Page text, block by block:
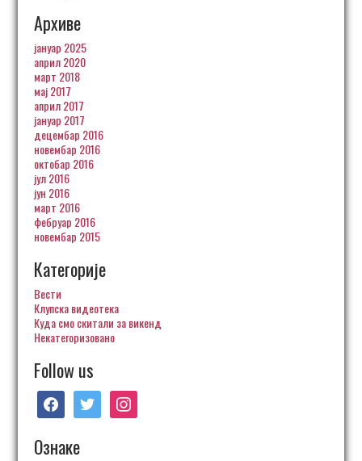
Архиве
јануар 2025
април 2020
март 2018
мај 2017
април 2017
јануар 2017
децембар 2016
новембар 2016
октобар 2016
јул 2016
јун 2016
март 2016
фебруар 2016
новембар 2015
Категорије
Вести
Клупска видеотека
Куда смо скитали за викенд
Некатегоризовано
Follow us
facebooktwitter instagram
Ознаке